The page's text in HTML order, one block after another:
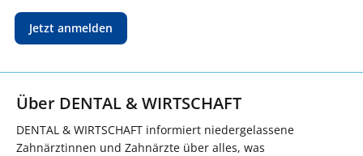
Jetzt anmelden
Über DENTAL & WIRTSCHAFT
DENTAL & WIRTSCHAFT informiert niedergelassene
Zahnärztinnen und Zahnärzte über alles, was